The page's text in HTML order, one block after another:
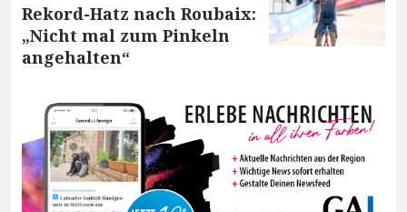
Rekord-Hatz nach Roubaix:
„Nicht mal zum Pinkeln
angehalten“